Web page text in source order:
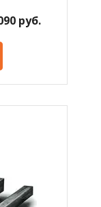
руб.